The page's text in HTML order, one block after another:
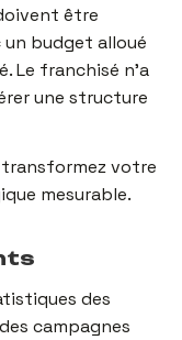
être
un budget alloué
Le franchisé n'a
une structure
votre
mesurable.
des
campagnes